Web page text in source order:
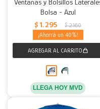
Ventanas y Bolsillos
Bolsa - Azul
$ 1.295 $ 2.160
40
LLEGA HOY MVD